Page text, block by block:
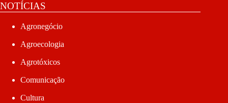
NOTÍCIAS
Agronegócio
Agroecologia
Agrotóxicos
Comunicação
Cultura